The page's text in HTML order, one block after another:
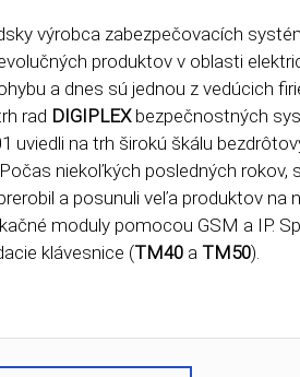
výrobca zabezpečovacích
produktov v oblasti
a dnes sú jednou z vedúcich
rad DIGIPLEXbezpečnostných
uviedli na trh širokú škálu
niekoľkých posledných rokov,
a posunuli veľa produktov na
moduly pomocou GSM a IP.
klávesnice (TM40a TM50).